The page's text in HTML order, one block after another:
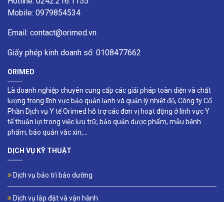
Mobile: 0979854534
Email: contact@orimed.vn
Giấy phép kinh doanh số: 0108477662
ORIMED
Là doanh nghiệp chuyên cung cấp các giải pháp toàn diện và chất
lượng trong lĩnh vực bảo quản lạnh và quản lý nhiệt độ, Công ty Cổ
Phần Dịch vụ Y tế Orimed hỗ trợ các đơn vị hoạt động ở lĩnh vực Y
tế thuận lợi trong việc lưu trữ, bảo quản dược phẩm, mẫu bệnh
phẩm, bảo quản vắc xin,...
DỊCH VỤ KỸ THUẬT
Dịch vụ bảo trì bảo dưỡng
Dịch vụ lắp đặt và vận hành